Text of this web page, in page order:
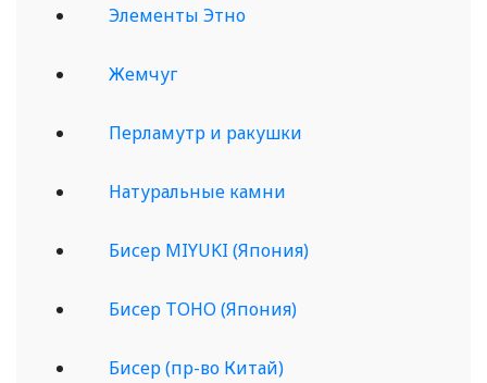
Элементы Этно
Жемчуг
Перламутр и ракушки
Натуральные камни
Бисер MIYUKI (Япония)
Бисер TOHO (Япония)
Бисер (пр-во Китай)